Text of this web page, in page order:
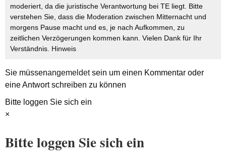
moderiert, da die juristische Verantwortung bei TE liegt. Bitte
verstehen Sie, dass die Moderation zwischen Mitternacht und
morgens Pause macht und es, je nach Aufkommen, zu
zeitlichen Verzögerungen kommen kann. Vielen Dank für Ihr
Verständnis. Hinweis
Sie müssenangemeldetsein um einen Kommentar oder
eine Antwort schreiben zu können
Bitte loggen Sie sich ein
×
Bitte loggen Sie sich ein